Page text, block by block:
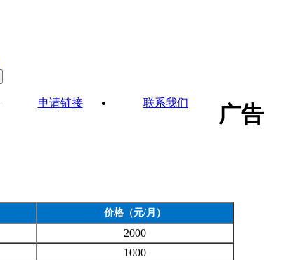
申请链接 联系我们
广告
价格（元/月）
2000
1000